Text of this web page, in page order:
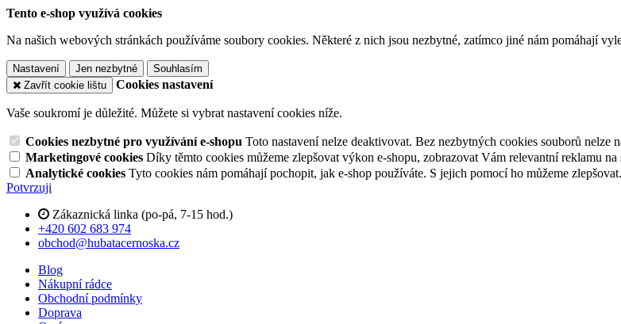
Tento e-shop využívá cookies
Na našich webových stránkách používáme soubory cookies. Některé z nich jsou nezbytné, zatímco jiné nám pomáhají
Nastavení Jen nezbytné
Souhlasím
Zavřít cookie lištu
Cookies nastavení
Vaše soukromí je důležité. Můžete si vybrat nastavení cookies níže.
Cookies nezbytné pro využívání e-shopu Toto nastavení nelze deaktivovat. Bez nezbytných cookies souborů nelze
Marketingové cookies Díky těmto cookies můžeme zlepšovat výkon e-shopu, zobrazovat Vám relevantní reklamu
Analytické cookies Tyto cookies nám pomáhají pochopit, jak e-shop používáte. S jejich pomocí ho můžeme zlepšovat.
Potvrzuji
Zákaznická linka (po-pá, 7-15 hod.)
+420 602 683 974
obchod@hubatacernoska.cz
Blog
Nákupní rádce
Obchodní podmínky
Doprava